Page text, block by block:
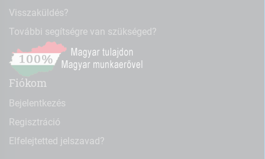
Visszaküldés?
További segítségre van szükséged?
Fiókom
Bejelentkezés
Regisztráció
Elfelejtetted jelszavad?